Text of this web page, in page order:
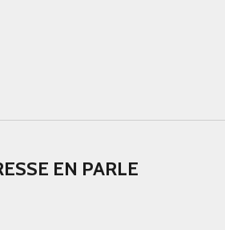
EN PARLE